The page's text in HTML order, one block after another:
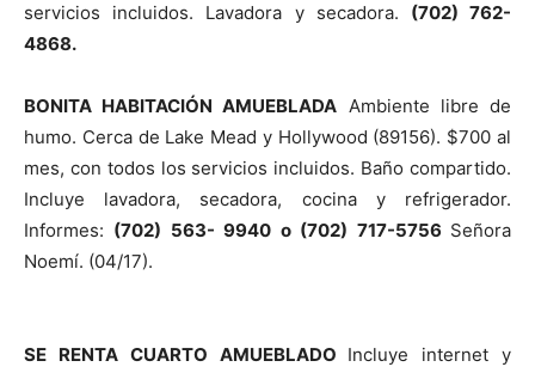
servicios incluidos. Lavadora y secadora. (702) 762-
4868.
BONITA HABITACIÓN AMUEBLADA Ambiente libre de
humo. Cerca de Lake Mead y Hollywood (89156). $700 al
mes, con todos los servicios incluidos. Baño compartido.
Incluye lavadora, secadora, cocina y refrigerador.
Informes: (702) 563- 9940 o (702) 717-5756 Señora
Noemí. (04/17).
SE RENTA CUARTO AMUEBLADO Incluye internet y